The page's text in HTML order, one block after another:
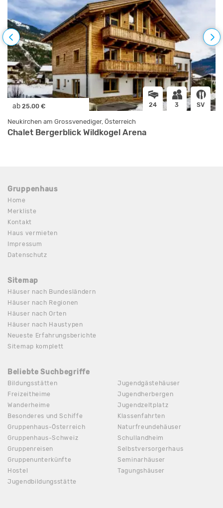
ab 25.00 € 24 3 SV
Neukirchen am Grossvenediger, Österreich
Chalet Bergerblick Wildkogel Arena
Gruppenhaus
Home
Merkliste
Kontakt
Haus vermieten
Impressum
Datenschutz
Sitemap
Häuser nach Bundesländern
Häuser nach Regionen
Häuser nach Orten
Häuser nach Haustypen
Neueste Erfahrungsberichte
Sitemap komplett
Beliebte Suchbegriffe
Bildungsstätten
Freizeitheime
Wanderheime
Besonderes und Schiffe
Gruppenhaus-Österreich
Gruppenhaus-Schweiz
Gruppenreisen
Gruppenunterkünfte
Hostel
Jugendbildungsstätte
Jugendgästehäuser
Jugendherbergen
Jugendzeltplatz
Klassenfahrten
Naturfreundehäuser
Schullandheim
Selbstversorgerhaus
Seminarhäuser
Tagungshäuser